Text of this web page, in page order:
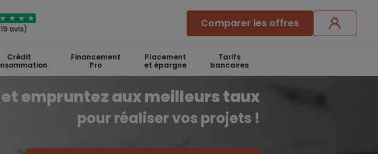
avis) Comparer les offres
Crédit
Financement
Pro
Placement
et épargne
Tarifs
bancaires
empruntez aux meilleurs taux
pour réaliser vos projets !